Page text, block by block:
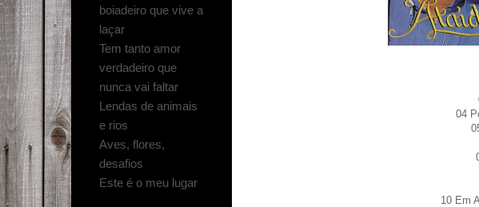
04
10 Em
boiadeiro que vive a
laçar
Tem tanto amor
verdadeiro que
nunca vai faltar
Lendas de animais
e rios
Aves, flores,
desafios
Este é o meu lugar